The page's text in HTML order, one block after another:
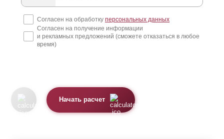
высоталамелиизменена за счет изменения
профиля. Эта особенность конструкции несколько
повлияла на выполнение нахлеста при укладке.
Согласен на обработку персональных данных
Согласен на получение информации
и рекламных предложений (сможете отказаться в любое
время)
Начать расчет